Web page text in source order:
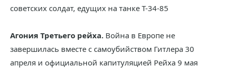
советских солдат, едущих на танке Т-34-85
Агония Третьего рейха. Война в Европе не
завершилась вместе с самоубийством Гитлера 30
апреля и официальной капитуляцией Рейха 9 мая